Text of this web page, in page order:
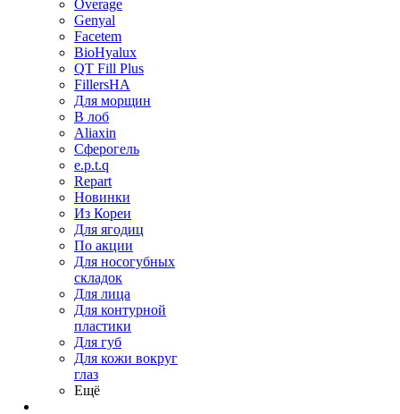
Overage
Genyal
Facetem
BioHyalux
QT Fill Plus
FillersHA
Для морщин
В лоб
Aliaxin
Сферогель
e.p.t.q
Repart
Новинки
Из Кореи
Для ягодиц
По акции
Для носогубных
складок
Для лица
Для контурной
пластики
Для губ
Для кожи вокруг
глаз
Ещё